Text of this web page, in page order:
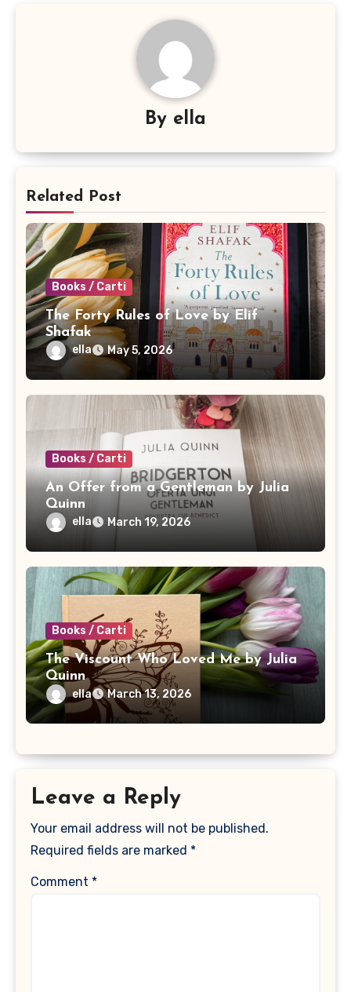
By ella
Related Post
Books / Carti
The Forty Rules of Love by Elif
Shafak
ella May 5, 2026
Books / Carti
An Offer from a Gentleman by Julia
Quinn
ella March 19, 2026
Books / Carti
The Viscount Who Loved Me by Julia
Quinn
ella March 13, 2026
Leave a Reply
Your email address will not be published.
Required fields are marked *
Comment *